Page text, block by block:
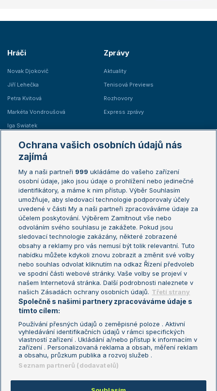
Hráči
Novak Djokovič
Jiří Lehečka
Petra Kvitová
Markéta Vondroušová
Iga Swiatek
Zprávy
Aktuality
Tenisová Previews
Rozhovory
Express zprávy
Žebříčky
Žebříček ATP (muži)
Žebříček WTA (ženy)
Sázkařský žebříček
Australian Open
French Open
Wimbledon
US Open
Turnaj mistrů
Turnaj mistryň
Aktualní trendy
Fotbalové přestupy
Livesport Daily
LS Prague Open
Podmínky užití
Nastavení soukromí
GDPR a žurnalistika
Reklama
Kontakt
Informace o zpracování osobních
údajů
Ochrana vašich osobních údajů nás
zajímá
My a naši partneři 999 ukládáme do vašeho zařízení
osobní údaje, jako jsou údaje o prohlížení nebo jedinečné
identifikátory, a máme k nim přístup. Výběr Souhlasím
umožňuje, aby sledovací technologie podporovaly účely
uvedené v části My a naši partneři zpracováváme údaje za
účelem poskytování. Výběrem Zamítnout vše nebo
odvoláním svého souhlasu je zakážete. Pokud jsou
sledovací technologie zakázány, některé zobrazené
obsahy a reklamy pro vás nemusí být tolik relevantní. Tuto
nabídku můžete kdykoli znovu zobrazit a změnit své volby
nebo souhlas odvolat kliknutím na odkaz Řízení předvoleb
ve spodní části webové stránky. Vaše volby se projeví v
našem Internetová stránka. Další podrobnosti naleznete v
našich Zásadách ochrany osobních údajů. Třetí strany
Společně s našimi partnery zpracováváme údaje s
tímto cílem:
Používání přesných údajů o zeměpisné poloze . Aktivní
vyhledávání identifikačních údajů v rámci specifických
vlastností zařízení . Ukládání a/nebo přístup k informacím v
zařízení . Personalizovaná reklama a obsah, měření reklam
a obsahu, průzkum publika a rozvoj služeb .
Seznam partnerů (dodavatelů)